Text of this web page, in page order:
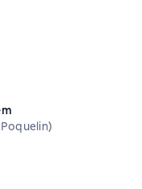
на основе 1 оценок